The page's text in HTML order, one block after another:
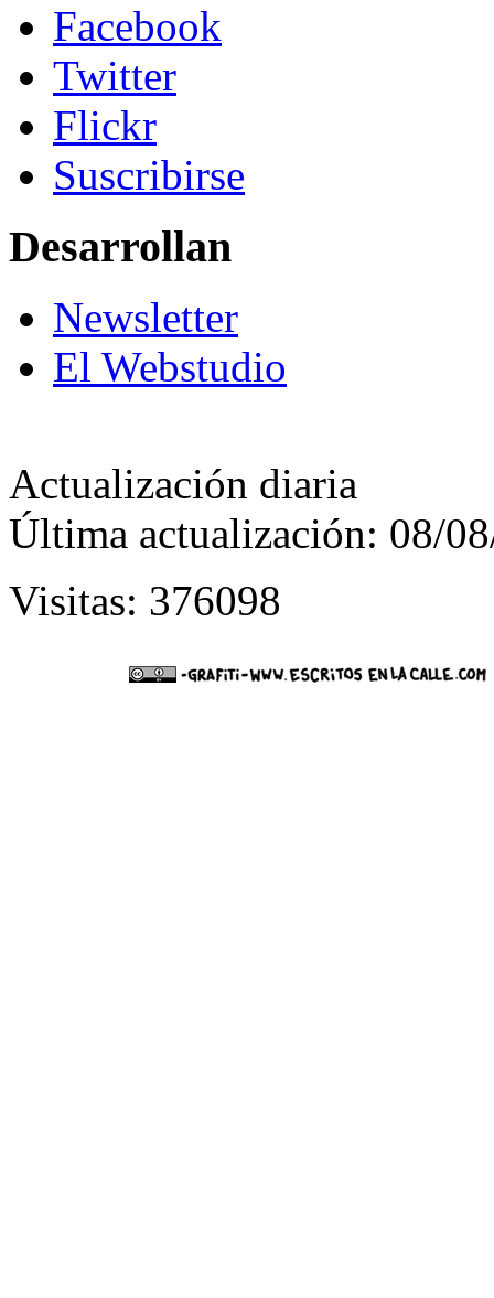
Facebook
Twitter
Flickr
Suscribirse
Desarrollan
Newsletter
El Webstudio
Actualización diaria
Última actualización: 08/
Visitas: 376098